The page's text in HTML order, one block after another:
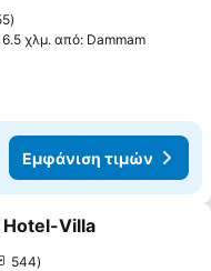
χλμ. από: Dammam
Εμφάνιση τιμών
στα αγαπημένα
Hotel-Villa
544